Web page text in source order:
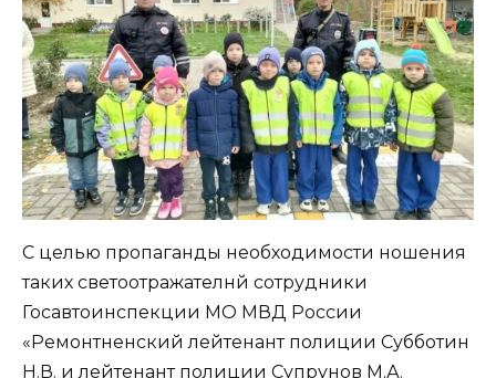
С целью пропаганды необходимости ношения
таких светоотражателнй сотрудники
Госавтоинспекции МО МВД России
«Ремонтненский лейтенант полиции Субботин
Н.В. и лейтенант полиции Супрунов М.А.